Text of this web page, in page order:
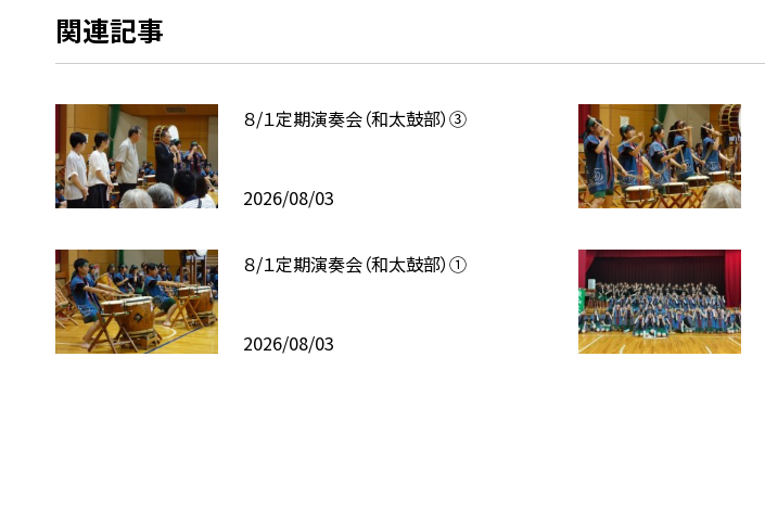
関連記事
８/１定期演奏会（和太鼓部）③
2026/08/03
８/１定期演奏会（和太鼓部）①
2026/08/03